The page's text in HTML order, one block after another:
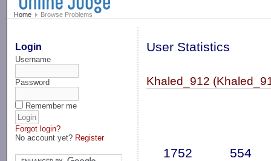
Home Browse Problems
Login
Username
Password
Remember me
Forgot login?
No account yet? Register
User Statistics
Khaled_912
1752 554